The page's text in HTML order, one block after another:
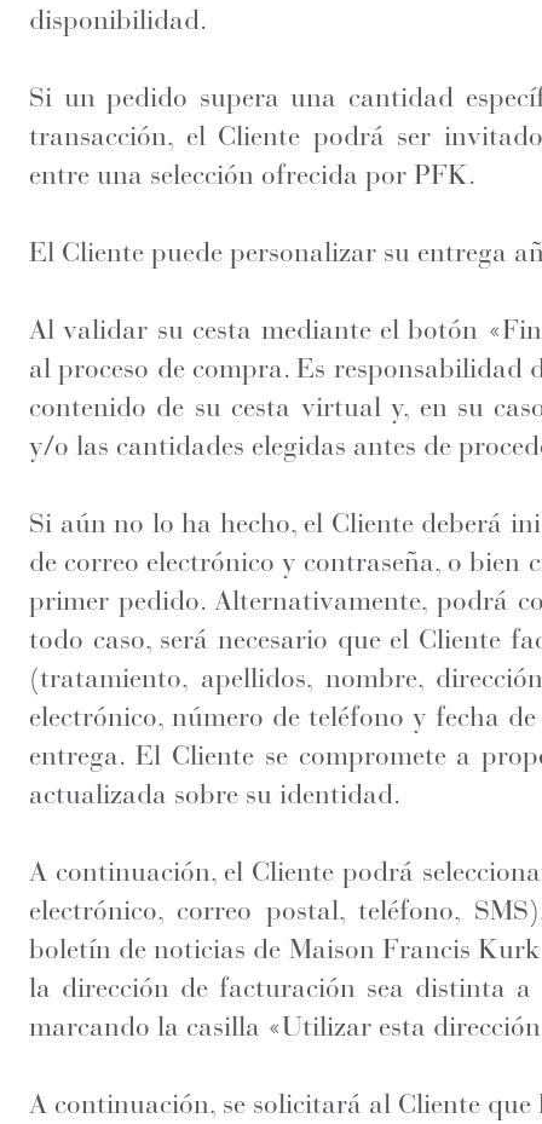
disponibilidad.
Si un pedido supera una cantidad
transacción, el Cliente podrá ser
entre una selección ofrecida por PFK.
El Cliente puede personalizar su entrega
Al validar su cesta mediante el botón
al proceso de compra. Es
contenido de su cesta virtual y, en su
y/o las cantidades elegidas antes de
Si aún no lo ha hecho, el Cliente deberá
de correo electrónico y contraseña, o bien
primer pedido. Alternativamente, podrá
todo caso, será necesario que el Cliente
(tratamiento, apellidos, nombre,
electrónico, número de teléfono y fecha
entrega. El Cliente se compromete a
actualizada sobre su identidad.
A continuación, el Cliente podrá
electrónico, correo postal, teléfono,
boletín de noticias de Maison Francis
la dirección de facturación sea distinta
marcando la casilla «Utilizar esta
A continuación, se solicitará al Cliente